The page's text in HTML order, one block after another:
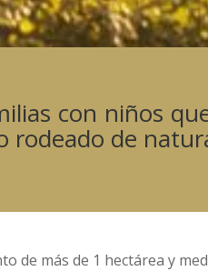
con niños
de
de más de 1 hectárea y